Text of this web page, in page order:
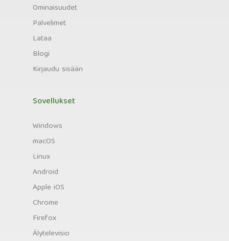
Ominaisuudet
Palvelimet
Lataa
Blogi
Kirjaudu sisään
Sovellukset
Windows
macOS
Linux
Android
Apple iOS
Chrome
Firefox
Älytelevisio